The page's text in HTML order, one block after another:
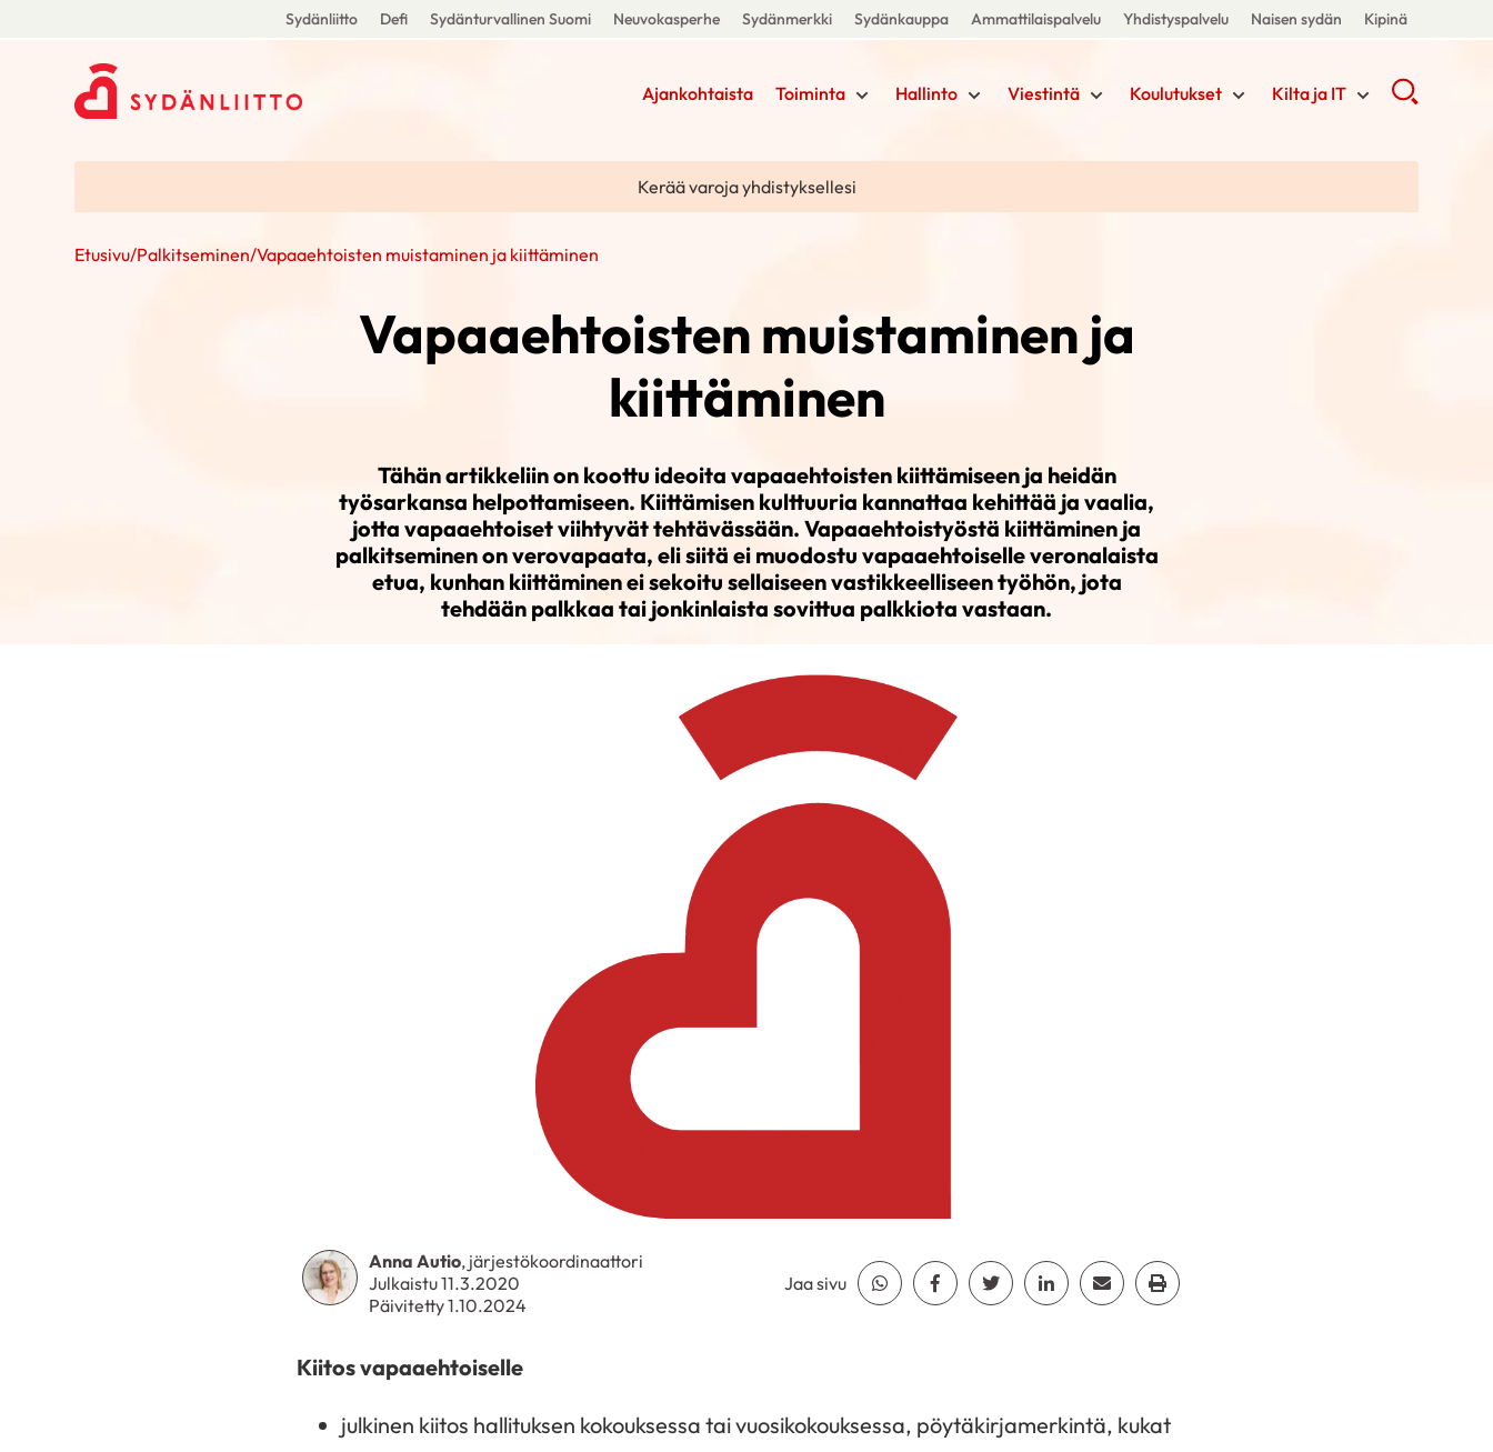
Sydänliitto Defi Sydänturvallinen Suomi Neuvokasperhe Sydänmerkki Sydänkauppa Ammattilaispalvelu Yhdistyspalvelu Naisen sydän Kipinä
Ajankohtaista Toiminta Hallinto Viestintä Koulutukset Kilta ja IT
Kerää varoja yhdistyksellesi
Etusivu/Palkitseminen/Vapaaehtoisten muistaminen ja kiittäminen
Vapaaehtoisten muistaminen ja
kiittäminen
Tähän artikkeliin on koottu ideoita vapaaehtoisten kiittämiseen ja heidän
työsarkansa helpottamiseen. Kiittämisen kulttuuria kannattaa kehittää ja vaalia,
jotta vapaaehtoiset viihtyvät tehtävässään. Vapaaehtoistyöstä kiittäminen ja
palkitseminen on verovapaata, eli siitä ei muodostu vapaaehtoiselle veronalaista
etua, kunhan kiittäminen ei sekoitu sellaiseen vastikkeelliseen työhön, jota
tehdään palkkaa tai jonkinlaista sovittua palkkiota vastaan.
Anna Autio, järjestökoordinaattori
Julkaistu 11.3.2020
Päivitetty 1.10.2024
Jaa sivu Jaa Whatsapp
Jaa Facebook
Jaa TwitterJaa LinkedinJaa EmailJaa Print
Kiitos vapaaehtoiselle
julkinen kiitos hallituksen kokouksessa tai vuosikokouksessa, pöytäkirjamerkintä, kukat